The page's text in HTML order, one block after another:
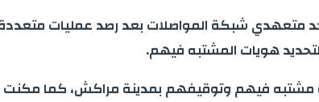
شبكة المواصلات بعد رصد عمليات متعددة
هويات المشتبه فيهم.
مشتبه فيهم وتوقيفهم بمدينة مراكش، كما